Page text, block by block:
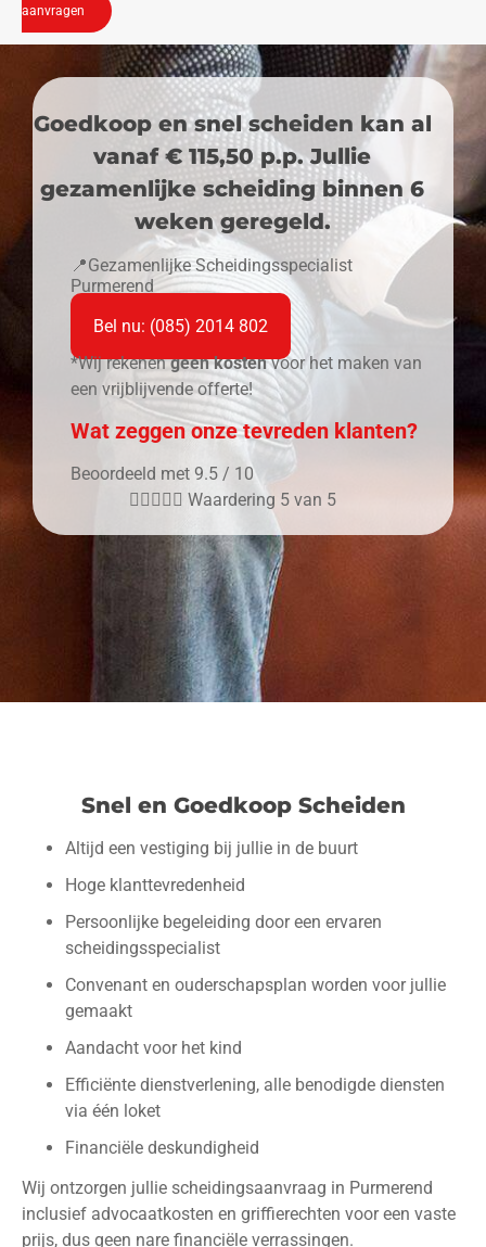
aanvragen
Goedkoop en snel scheiden kan al
vanaf € 115,50 p.p. Jullie
gezamenlijke scheiding binnen 6
weken geregeld.
📍Gezamenlijke Scheidingsspecialist
Purmerend
Bel nu: (085) 2014 802
*Wij rekenengeen kostenvoor het maken van
een vrijblijvende offerte!
Wat zeggen onze tevreden klanten?
Beoordeeld met 9.5 / 10
     Waardering 5 van 5
Snel en Goedkoop Scheiden
Altijd een vestiging bij jullie in de buurt
Hoge klanttevredenheid
Persoonlijke begeleiding door een ervaren
scheidingsspecialist
Convenant en ouderschapsplan worden voor jullie
gemaakt​
Aandacht voor het kind
Efficiënte dienstverlening, alle benodigde diensten
via één loket
Financiële deskundigheid
Wij ontzorgen jullie scheidingsaanvraag in Purmerend
inclusief advocaatkosten en griffierechten voor een vaste
prijs, dus geen nare financiële verrassingen.